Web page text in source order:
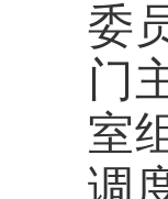
委
门
室
调